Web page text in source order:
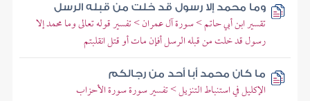
وما محمد إلا رسول قد خلت من قبله الرسل
تقسير ابن أبي حاتم > سورة آل عمران > تفسير قوله تعالى وما محمد إلا
رسول قد خلت من قبله الرسل أفإن مات أو قتل انقلبتم
ما كان محمد أبا أحد من رجالكم
الإكليل في استنباط التنزيل > تفسير سورة سورة الأحزاب